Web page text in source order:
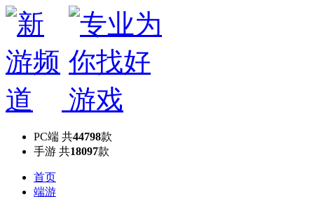
PC端 共44798款
手游 共18097款
首页
端游